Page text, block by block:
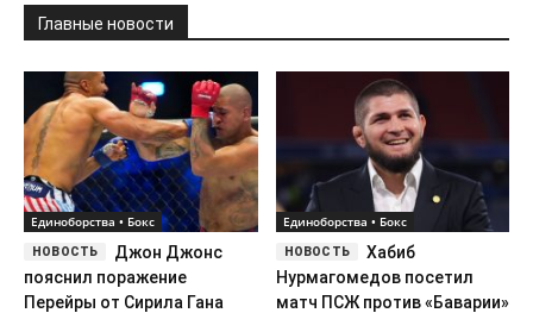
Главные новости
Единоборства • Бокс
Джон Джонс
пояснил поражение
Перейры от Сирила Гана
Единоборства • Бокс
Хабиб
Нурмагомедов посетил
матч ПСЖ против «Баварии»